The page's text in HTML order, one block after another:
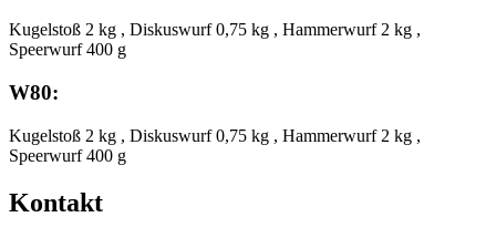
Kugelstoß 2 kg , Diskuswurf 0,75 kg , Hammerwurf 2 kg ,
Speerwurf 400 g
W80:
Kugelstoß 2 kg , Diskuswurf 0,75 kg , Hammerwurf 2 kg ,
Speerwurf 400 g
Kontakt